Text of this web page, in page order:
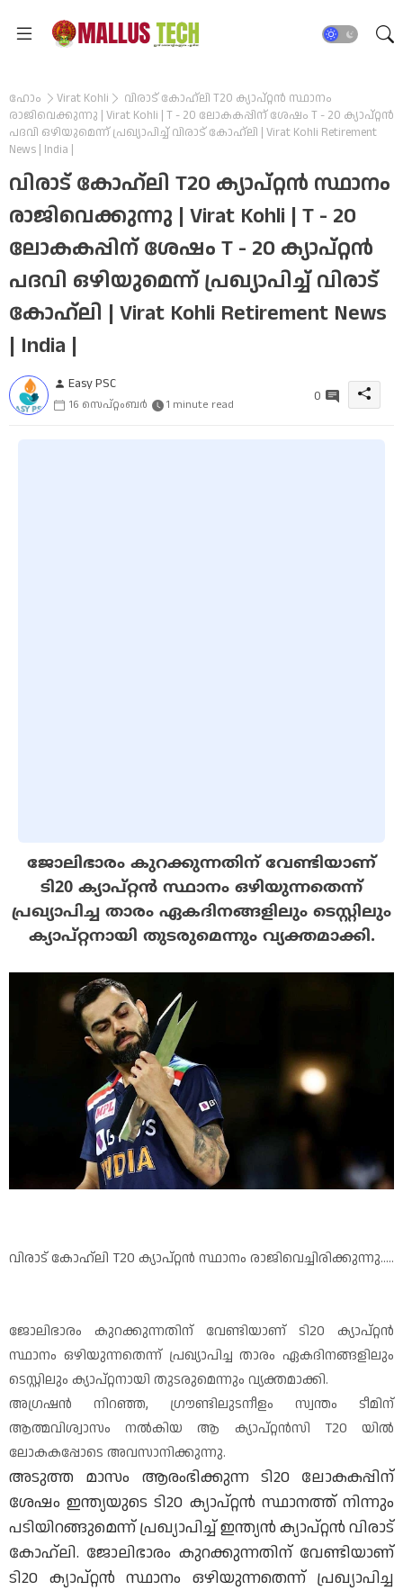
ഹോം Virat Kohli
വിരാട് കോഹ്ലി T20 ക്യാപ്റ്റൻ സ്ഥാനം
രാജിവെക്കുന്നു | Virat Kohli | T - 20 ലോകകപ്പിന് ശേഷം T - 20 ക്യാപ്റ്റൻ
പദവി ഒഴിയുമെന്ന് പ്രഖ്യാപിച്ച് വിരാട് കോഹ്ലി | Virat Kohli Retirement
News | India |
വിരാട് കോഹ്ലി T20 ക്യാപ്റ്റൻ സ്ഥാനം
രാജിവെക്കുന്നു | Virat Kohli | T - 20
ലോകകപ്പിന് ശേഷം T - 20 ക്യാപ്റ്റൻ
പദവി ഒഴിയുമെന്ന് പ്രഖ്യാപിച്ച് വിരാട്
കോഹ്ലി | Virat Kohli Retirement News
| India |
Easy PSC
16 സെപ്റ്റംബർ 1 minute read 0
ജോലിഭാരം കുറക്കുന്നതിന് വേണ്ടിയാണ്
ടി20 ക്യാപ്റ്റൻ സ്ഥാനം ഒഴിയുന്നതെന്ന്
പ്രഖ്യാപിച്ച താരം ഏകദിനങ്ങളിലും ടെസ്റ്റിലും
ക്യാപ്റ്റനായി തുടരുമെന്നും വ്യക്തമാക്കി.
വിരാട് കോഹ്ലി T20 ക്യാപ്റ്റൻ സ്ഥാനം രാജിവെച്ചിരിക്കുന്നു.....
ജോലിഭാരം കുറക്കുന്നതിന് വേണ്ടിയാണ് ടി20 ക്യാപ്റ്റൻ
സ്ഥാനം ഒഴിയുന്നതെന്ന് പ്രഖ്യാപിച്ച താരം ഏകദിനങ്ങളിലും
ടെസ്റ്റിലും ക്യാപ്റ്റനായി തുടരുമെന്നും വ്യക്തമാക്കി.
അഗ്രഷൻ നിറഞ്ഞ, ഗ്രൗണ്ടിലുടനീളം സ്വന്തം ടീമിന്
ആത്മവിശ്വാസം നൽകിയ ആ ക്യാപ്റ്റൻസി T20 യിൽ
ലോകകപ്പോടെ അവസാനിക്കുന്നു.
അടുത്ത മാസം ആരംഭിക്കുന്ന ടി20 ലോകകപ്പിന്
ശേഷം ഇന്ത്യയുടെ ടി20 ക്യാപ്റ്റൻ സ്ഥാനത്ത് നിന്നും
പടിയിറങ്ങുമെന്ന് പ്രഖ്യാപിച്ച് ഇന്ത്യൻ ക്യാപ്റ്റൻ വിരാട്
കോഹ്ലി. ജോലിഭാരം കുറക്കുന്നതിന് വേണ്ടിയാണ്
ടി20 ക്യാപ്റ്റൻ സ്ഥാനം ഒഴിയുന്നതെന്ന് പ്രഖ്യാപിച്ച